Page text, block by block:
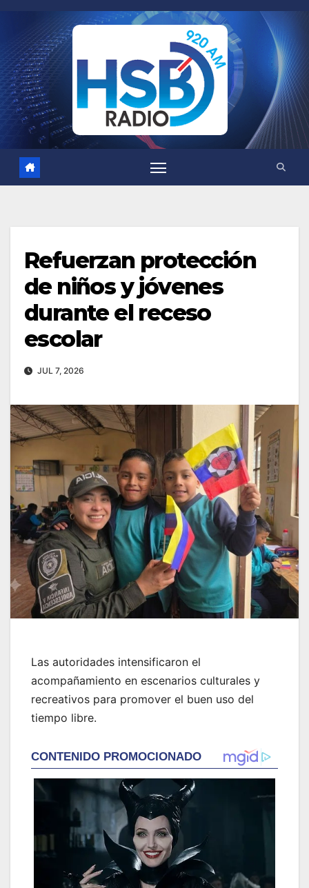
contenido
Refuerzan protección
de niños y jóvenes
durante el receso
escolar
JUL 7, 2026
Las autoridades intensificaron el
acompañamiento en escenarios culturales y
recreativos para promover el buen uso del
tiempo libre.